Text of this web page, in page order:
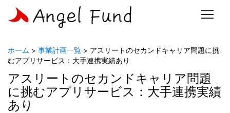
ホーム > 事業計画一覧 > アスリートのセカンドキャリア問題に挑
むアプリサービス：大手連携実績あり
アスリートのセカンドキャリア問題
に挑むアプリサービス：大手連携実績
あり